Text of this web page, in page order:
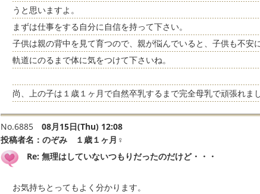
うと思いますよ。
まずは仕事をする自分に自信を持って下さい。
子供は親の背中を見て育つので、親が悩んでいると、子供も不安
軌道にのるまで体に気をつけて下さいね。
尚、上の子は１歳１ヶ月で自然卒乳するまで完全母乳で頑張れま
No.6885
08月15日(Thu) 12:08
投稿者名： のぞみ １歳１ヶ月♀
Re: 無理はしていないつもりだったのだけど・・・
お気持ちとってもよく分かります。